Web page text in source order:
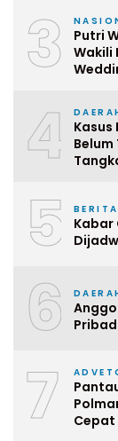
3
Putri
Wakili
4
Kasus
5 BERITA
Kabar
6
7
Cepat